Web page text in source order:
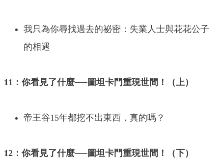
我只為你尋找過去的祕密：失業人士與花花公子
的相遇
11：你看見了什麼──圖坦卡門重現世間！（上）
帝王谷15年都挖不出東西，真的嗎？
12：你看見了什麼──圖坦卡門重現世間！（下）